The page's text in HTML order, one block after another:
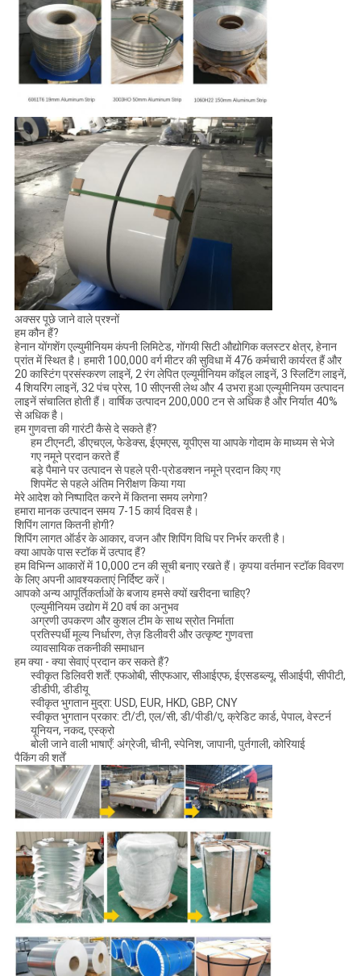
अक्सर पूछे जाने वाले प्रश्नों
हम कौन हैं?
हेनान योंगशेंग एल्युमीनियम कंपनी लिमिटेड, गोंगयी सिटी औद्योगिक क्लस्टर क्षेत्र, हेनान
प्रांत में स्थित है। हमारी 100,000 वर्ग मीटर की सुविधा में 476 कर्मचारी कार्यरत हैं और
20 कास्टिंग प्रसंस्करण लाइनें, 2 रंग लेपित एल्यूमीनियम कॉइल लाइनें, 3 स्लिटिंग लाइनें,
4 शियरिंग लाइनें, 32 पंच प्रेस, 10 सीएनसी लेथ और 4 उभरा हुआ एल्यूमीनियम उत्पादन
लाइनें संचालित होती हैं। वार्षिक उत्पादन 200,000 टन से अधिक है और निर्यात 40%
से अधिक है।
हम गुणवत्ता की गारंटी कैसे दे सकते हैं?
हम टीएनटी, डीएचएल, फेडेक्स, ईएमएस, यूपीएस या आपके गोदाम के माध्यम से भेजे
गए नमूने प्रदान करते हैं
बड़े पैमाने पर उत्पादन से पहले प्री-प्रोडक्शन नमूने प्रदान किए गए
शिपमेंट से पहले अंतिम निरीक्षण किया गया
मेरे आदेश को निष्पादित करने में कितना समय लगेगा?
हमारा मानक उत्पादन समय 7-15 कार्य दिवस है।
शिपिंग लागत कितनी होगी?
शिपिंग लागत ऑर्डर के आकार, वजन और शिपिंग विधि पर निर्भर करती है।
क्या आपके पास स्टॉक में उत्पाद हैं?
हम विभिन्न आकारों में 10,000 टन की सूची बनाए रखते हैं। कृपया वर्तमान स्टॉक विवरण
के लिए अपनी आवश्यकताएं निर्दिष्ट करें।
आपको अन्य आपूर्तिकर्ताओं के बजाय हमसे क्यों खरीदना चाहिए?
एल्युमीनियम उद्योग में 20 वर्ष का अनुभव
अग्रणी उपकरण और कुशल टीम के साथ स्रोत निर्माता
प्रतिस्पर्धी मूल्य निर्धारण, तेज़ डिलीवरी और उत्कृष्ट गुणवत्ता
व्यावसायिक तकनीकी समाधान
हम क्या - क्या सेवाएं प्रदान कर सकते हैं?
स्वीकृत डिलिवरी शर्तें: एफओबी, सीएफआर, सीआईएफ, ईएसडब्ल्यू, सीआईपी, सीपीटी,
डीडीपी, डीडीयू
स्वीकृत भुगतान मुद्रा: USD, EUR, HKD, GBP, CNY
स्वीकृत भुगतान प्रकार: टी/टी, एल/सी, डी/पीडी/ए, क्रेडिट कार्ड, पेपाल, वेस्टर्न
यूनियन, नकद, एस्क्रो
बोली जाने वाली भाषाएँ: अंग्रेजी, चीनी, स्पेनिश, जापानी, पुर्तगाली, कोरियाई
पैकिंग की शर्तें